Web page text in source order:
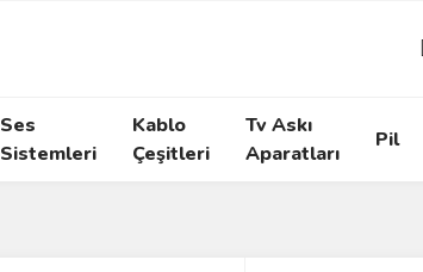
Ses
Sistemleri
Kablo
Çeşitleri
Tv Askı
Aparatları
Pil